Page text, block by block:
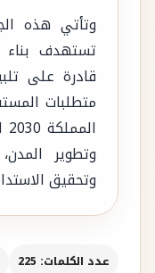
وتأتي هذه
تستهدف بناء
قادرة على
متطلبات
وتطوير
وتحقيق
عدد الكلمات: 225